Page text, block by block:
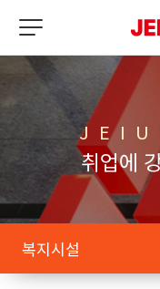
J E I U
취업에
복지시설